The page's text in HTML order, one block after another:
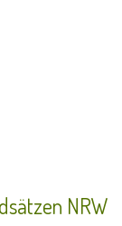
NRW